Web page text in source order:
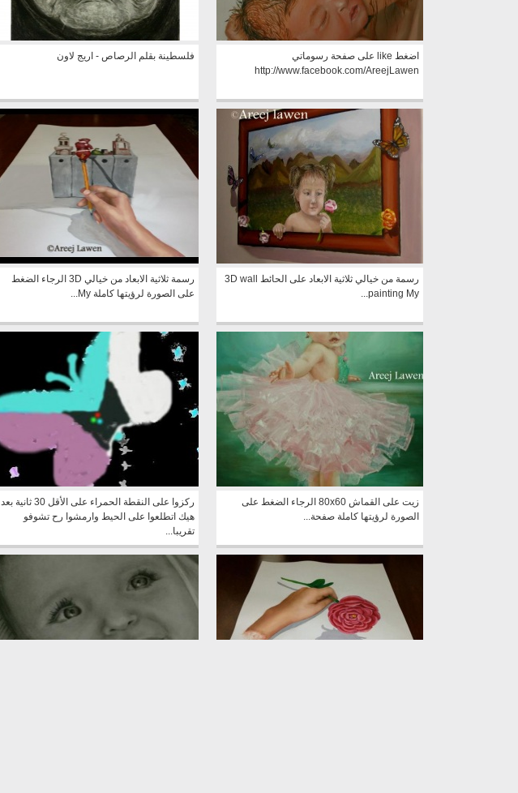
اضغط like على صفحة رسوماتي
http://www.facebook.com/AreejLawen
فلسطينة بقلم الرصاص - اريج لاون
رسمة من خيالي ثلاثية الابعاد على الحائط 3D wall
painting My...
رسمة ثلاثية الابعاد من خيالي 3D الرجاء الضغط
على الصورة لرؤيتها كاملة My...
زيت على القماش 80x60 الرجاء الضغط على
الصورة لرؤيتها كاملة صفحة...
ركزوا على النقطة الحمراء على الأقل 30 ثانية بعد
هيك اتطلعوا على الحيط وارمشوا رح تشوفو
تقريبا...